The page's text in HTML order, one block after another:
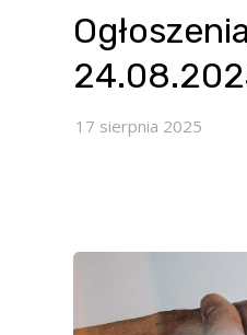
17 sierpnia 2025